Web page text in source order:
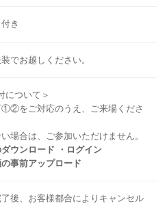
き
でお越しください。
について＞
①②をご対応のうえ、ご来場くださ
場合は、ご参加いただけません。
ウンロード ・ログイン
事前アップロード
後、お客様都合によりキャンセル